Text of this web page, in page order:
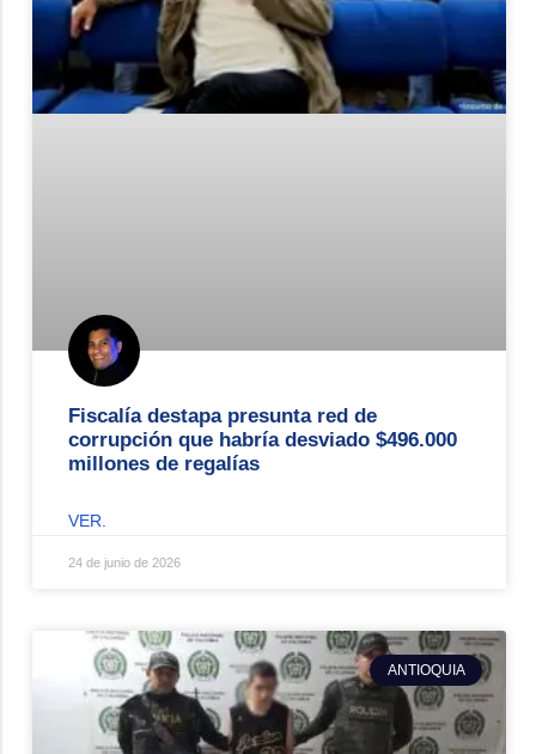
Fiscalía destapa presunta red de
corrupción que habría desviado $496.000
millones de regalías
VER.
24 de junio de 2026
ANTIOQUIA